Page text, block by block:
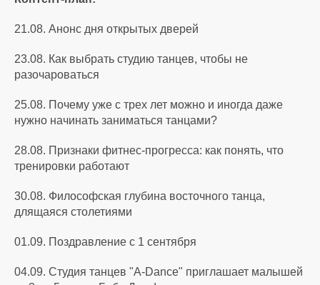
21.08. Анонс дня открытых дверей
23.08. Как выбрать студию танцев, чтобы не
разочароваться
25.08. Почему уже с трех лет можно и иногда даже
нужно начинать заниматься танцами?
28.08. Признаки фитнес-прогресса: как понять, что
тренировки работают
30.08. Философская глубина восточного танца,
длящаяся столетиями
01.09. Поздравление с 1 сентября
04.09. Студия танцев "A-Dance" приглашает малышей